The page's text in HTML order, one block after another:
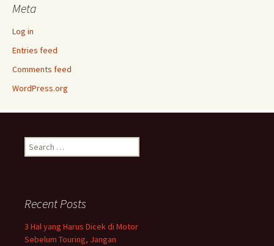
Meta
Log in
Entries feed
Comments feed
WordPress.org
Search
for:
Recent Posts
3 Hal yang Harus Dicek di Motor
Sebelum Touring, Jangan